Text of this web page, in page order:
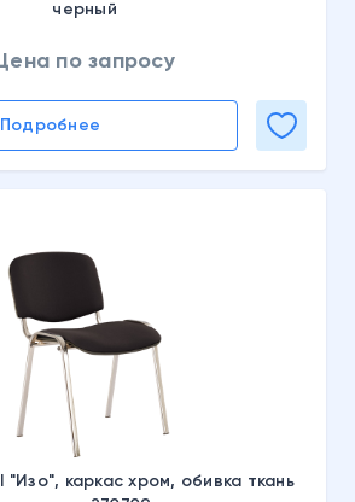
черный
по запросу
Подробнее
"Изо", каркас хром, обивка ткань